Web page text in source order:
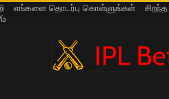
எங்களை தொடர்பு கொள்ளுங்கள்